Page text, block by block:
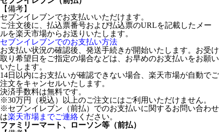
【備考】
セブンイレブンでお支払いいただけます。
ご注文後に、払込票番号および払込票のURLを記載したメー
ルを楽天市場からお送りいたします。
セブンイレブンでのお支払い方法
お支払い状況の確認後、発送手続きが開始いたします。お受け
取り希望日をご指定の場合などは、お早めのお支払いをお願い
いたします。
14日以内にお支払いが確認できない場合、楽天市場が自動でご
注文をキャンセルいたします。
決済手数料は無料です。
※30万円（税込）以上のご注文にはご利用いただけません。
※セブンイレブン（前払）でのお支払いに関するお問い合わせ
は楽天市場までご連絡 ください。
ファミリーマート、ローソン等（前払）